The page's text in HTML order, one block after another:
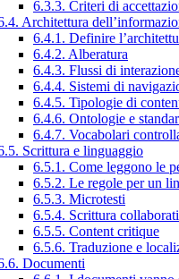
6.3.3. Criteri di
Architettura
6.4.1. Definire
6.4.2. Alberatura
6.4.3. Flussi di
6.4.4. Sistemi di
6.4.5. Tipologie di
6.4.6. Ontologie e
6.4.7. Vocabolari
Scrittura e linguaggio
6.5.1. Come leggono le
6.5.2. Le regole per un
6.5.3. Microtesti
6.5.4. Scrittura
6.5.5. Content critique
6.5.6. Traduzione e
Documenti